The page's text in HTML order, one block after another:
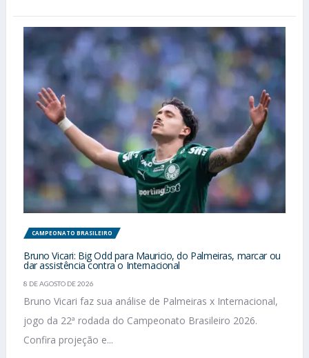
CAMPEONATO BRASILEIRO
Bruno Vicari: Big Odd para Mauricio, do Palmeiras, marcar ou
dar assistência contra o Internacional
8 DE AGOSTO DE 2026
Bruno Vicari faz sua análise de Palmeiras x Internacional,
jogo da 22ª rodada do Campeonato Brasileiro 2026.
Confira projeção e...